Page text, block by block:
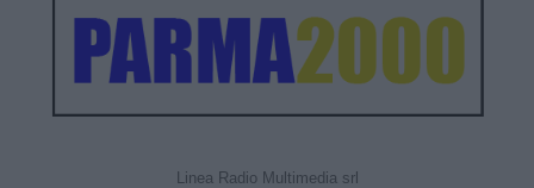
Linea Radio Multimedia srl